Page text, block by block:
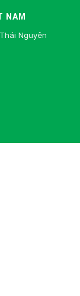
NAM
Nguyên